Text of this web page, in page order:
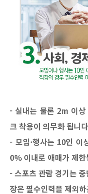
- 실내는 물론 2m 이상
크 착용이 의무화 됩니
- 모임·행사는 10인 이
0% 이내로 애매가 제
- 스포츠 관람 경기는
장은 필수인력을 제외